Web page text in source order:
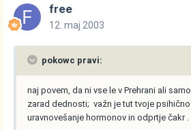
free
12. maj 2003
pokowc pravi:
naj povem, da ni vse le v Prehrani ali
zarad dednosti; važn je tut tvoje psihično
uravnovešanje hormonov in odprtje čakr .